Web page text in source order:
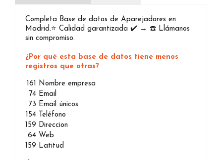
Completa Base de datos de Aparejadores en
Madrid.⭐️ Calidad garantizada ✔️ → ☎️ Llámanos
sin compromiso.
¿Por qué esta base de datos tiene menos
registros que otras?
161
Nombre empresa
74 Email
73 Email únicos
154
Teléfono
159 Direccion
64 Web
159 Latitud